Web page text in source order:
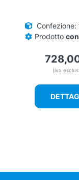
Confezione:
Prodotto
(iva